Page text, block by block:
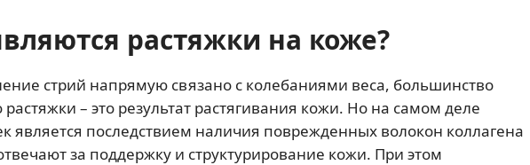
растяжки на коже?
стрий напрямую связано с колебаниями веса, большинство
– это результат растягивания кожи. Но на самом деле
является последствием наличия поврежденных волокон коллагена
за поддержку и структурирование кожи. При этом